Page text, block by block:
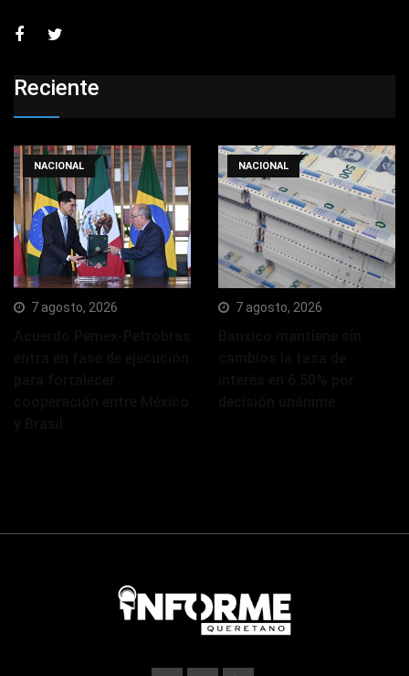
Reciente
NACIONAL
7 agosto, 2026
NACIONAL
7 agosto, 2026